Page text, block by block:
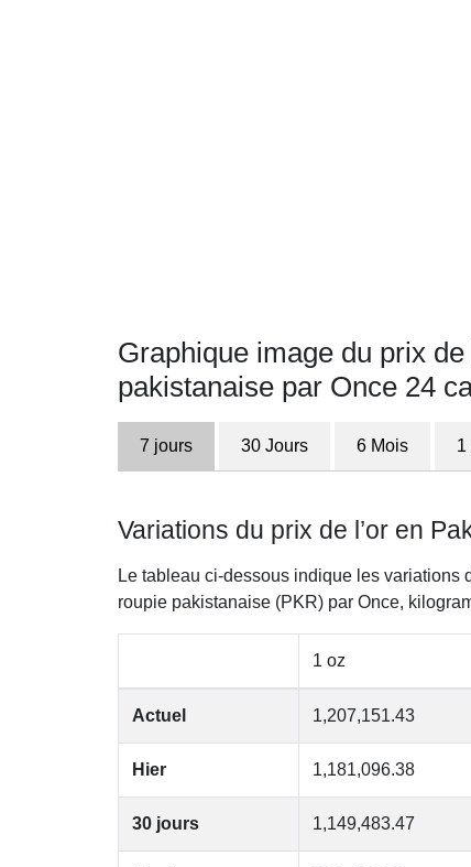
Graphique image du prix
pakistanaise par Once 24
7 jours 30 Jours 6 Mois 1
Variations du prix de l’or en
Le tableau ci-dessous indique les variations
roupie pakistanaise (PKR) par Once,
1 oz
Actuel 1,207,151.43
Hier 1,181,096.38
30 jours 1,149,483.47